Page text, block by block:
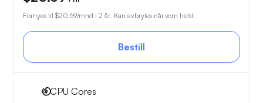
Fornyes til $20.69/mnd i 2 år. Kan avbrytes når som helst.
Bestill
4CPU Cores